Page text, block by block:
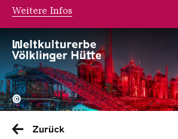
©
Zurück
Weitere Infos